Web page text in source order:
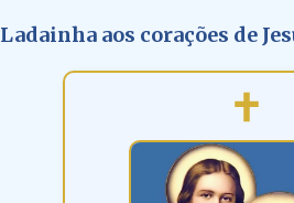
Ladainha aos corações de